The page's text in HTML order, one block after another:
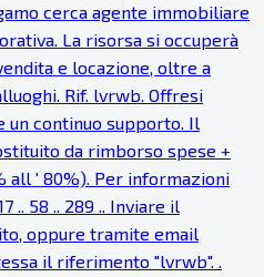
cerca agente immobiliare
La risorsa si occuperà
e locazione, oltre a
Rif. lvrwb. Offresi
un continuo supporto. Il
da rimborso spese +
all ' 80%). Per informazioni
.. 58 .. 289 .. Inviare il
oppure tramite email
il riferimento "lvrwb". .